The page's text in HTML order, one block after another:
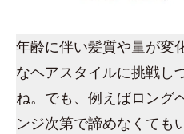
年齢に伴い髪質や量が変
なヘアスタイルに挑戦し
ね。でも、例えばロング
ンジ次第で諦めなくても